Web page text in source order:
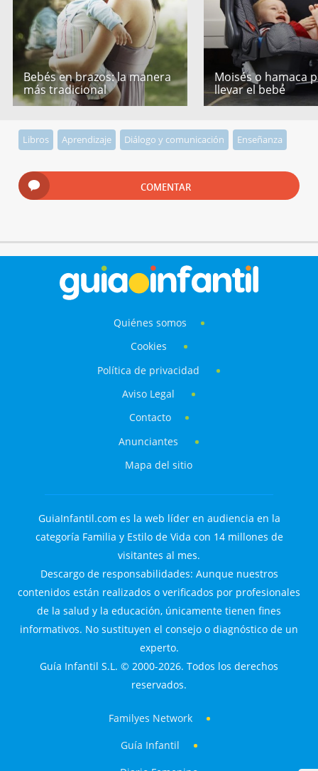
Bebés en brazos: la manera
más tradicional
Moisés o hamaca
llevar el bebé
Libros Aprendizaje Diálogo y comunicación Enseñanza
COMENTAR
Quiénes somos
Cookies
Política de privacidad
Aviso Legal
Contacto
Anunciantes
Mapa del sitio
GuiaInfantil.com es la web líder en audiencia en la
categoría Familia y Estilo de Vida con 14 millones de
visitantes al mes.
Descargo de responsabilidades: Aunque nuestros
contenidos están realizados o verificados por profesionales
de la salud y la educación, únicamente tienen fines
informativos. No sustituyen el consejo o diagnóstico de un
experto.
Guía Infantil S.L. © 2000-2026. Todos los derechos
reservados.
Familyes Network
Guía Infantil